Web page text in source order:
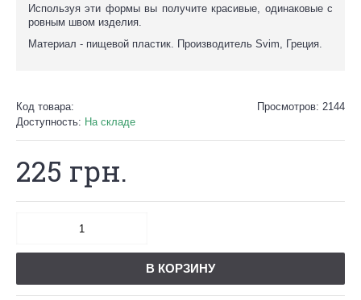
Используя эти формы вы получите красивые, одинаковые с
ровным швом изделия.
Материал - пищевой пластик. Производитель Svim, Греция.
Просмотров: 2144
Код товара:
Доступность: На складе
225 грн.
В КОРЗИНУ